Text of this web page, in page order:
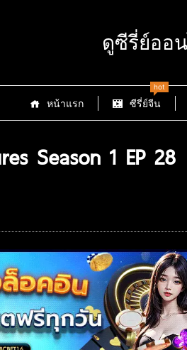
ดูซีรี่ย์ออ
หน้าแรก ซีรี่ย์จีน
hot
Season 1 EP 28